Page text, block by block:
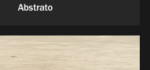
Abstrato